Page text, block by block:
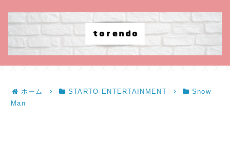
ホーム STARTO ENTERTAINMENT
Snow
Man